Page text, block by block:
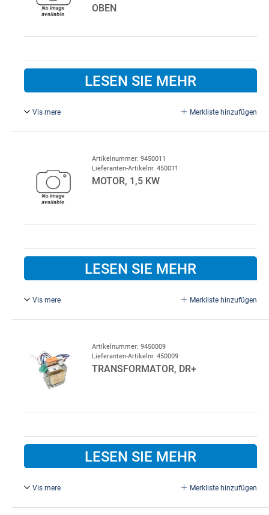
OBEN
LESEN SIE MEHR
Vis mere Merkliste hinzufügen
Lindab-Schnellauftor DR+, Ø18, IP67.
Empfänger im gleichen Gehäuse. Misst den Abstand zur
aufgerollten Torplane
Artikelnummer: 9450011
Lieferanten-Artikelnr. 450011
MOTOR, 1,5 KW
LESEN SIE MEHR
Vis mere Merkliste hinzufügen
Artikelnummer: 9450009
Lieferanten-Artikelnr. 450009
TRANSFORMATOR, DR+
LESEN SIE MEHR
Vis mere Merkliste hinzufügen